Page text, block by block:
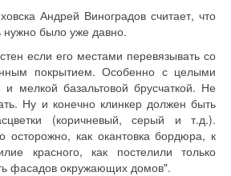
Андрей Виноградов считает, что
нужно было уже давно.
если его местами перевязывать со
покрытием. Особенно с целыми
мелкой базальтовой брусчаткой. Не
Ну и конечно клинкер должен быть
(коричневый, серый и т.д.).
как окантовка бордюра, к
красного, как постелили только
фасадов окружающих домов".